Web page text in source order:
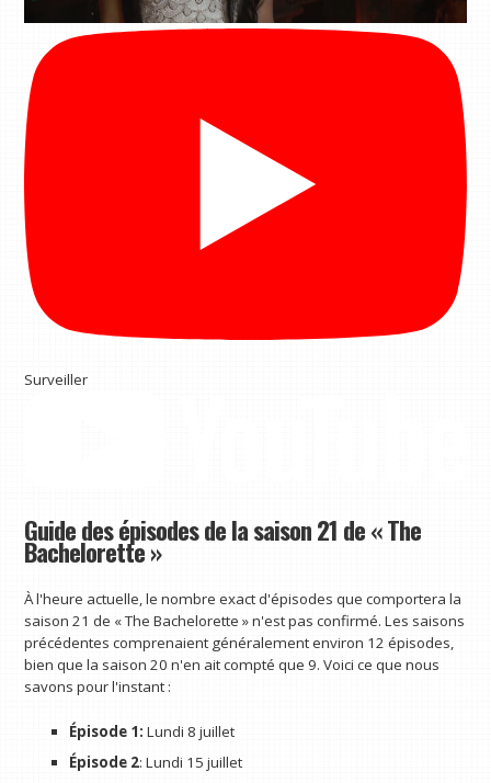
Surveiller
Guide des épisodes de la saison 21 de « The
Bachelorette »
À l'heure actuelle, le nombre exact d'épisodes que comportera la
saison 21 de « The Bachelorette » n'est pas confirmé. Les saisons
précédentes comprenaient généralement environ 12 épisodes,
bien que la saison 20 n'en ait compté que 9. Voici ce que nous
savons pour l'instant :
Épisode 1: Lundi 8 juillet
Épisode 2: Lundi 15 juillet